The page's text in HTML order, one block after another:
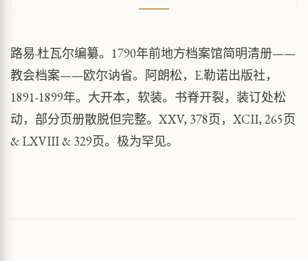
路易·杜瓦尔编纂。1790年前地方档案馆简明清册——
教会档案——欧尔讷省。阿朗松，E.勒诺出版社，
1891-1899年。大开本，软装。书脊开裂，装订处松
动，部分页册散脱但完整。XXV, 378页，XCII, 265页
& LXVIII & 329页。极为罕见。